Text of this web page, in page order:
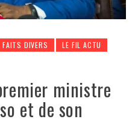
FAITS DIVERS
LE FIL ACTU
ministre
et de son